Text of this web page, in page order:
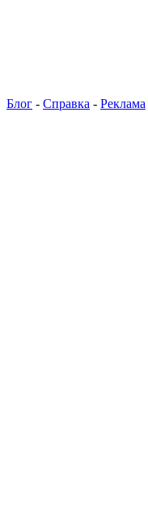
Блог - Справка - Реклама